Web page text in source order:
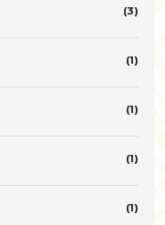
(3)
(1)
(1)
(1)
(1)